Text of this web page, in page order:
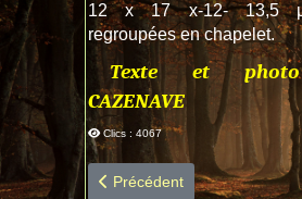
12 x 17 x-12- 13,5
regroupées en chapelet.
Texte et
CAZENAVE
Clics : 4067
Article précédent :
Précédent